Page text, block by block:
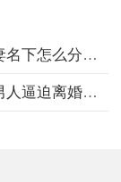
么分割出来
婚要怎么处理